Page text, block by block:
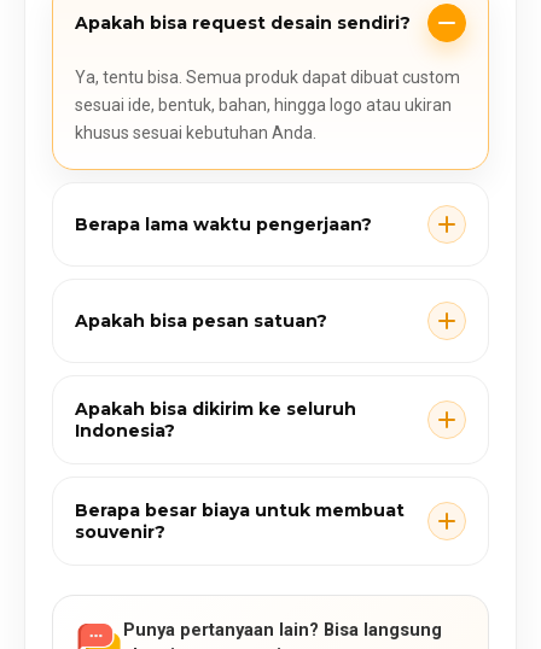
Apakah bisa request desain sendiri?
Ya, tentu bisa. Semua produk dapat dibuat custom
sesuai ide, bentuk, bahan, hingga logo atau ukiran
khusus sesuai kebutuhan Anda.
Berapa lama waktu pengerjaan?
Apakah bisa pesan satuan?
Apakah bisa dikirim ke seluruh
Indonesia?
Berapa besar biaya untuk membuat
souvenir?
Punya pertanyaan lain? Bisa langsung